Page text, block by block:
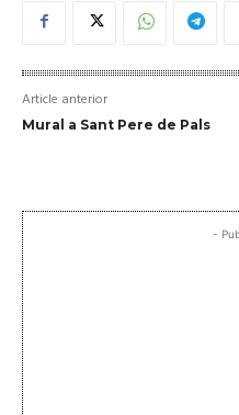
Article anterior
Mural a Sant Pere de Pals
-